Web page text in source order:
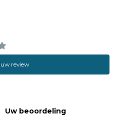
review
Uw beoordeling